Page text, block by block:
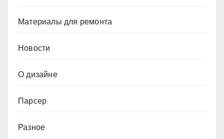
Материалы для ремонта
Новости
О дизайне
Парсер
Разное